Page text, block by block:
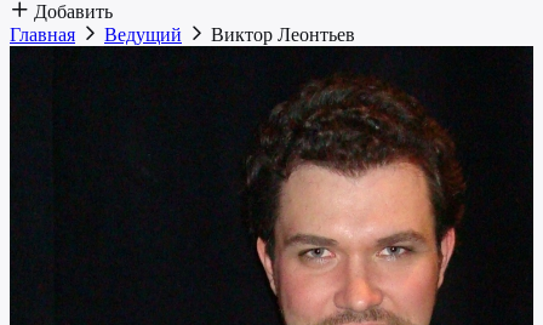
Добавить
Главная
Ведущий Виктор Леонтьев